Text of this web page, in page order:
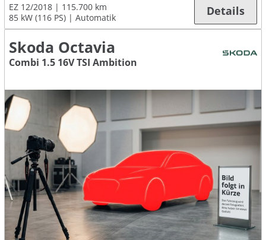
EZ 12/2018
115.700 km
85 kW (116 PS)
Automatik Details
Skoda Octavia
Combi 1.5 16V TSI Ambition